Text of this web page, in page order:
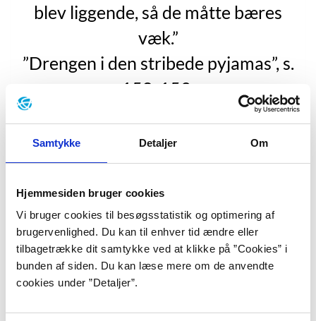
Samtykke Detaljer Om
Hjemmesiden bruger cookies
Vi bruger cookies til besøgsstatistik og optimering af
brugervenlighed. Du kan til enhver tid ændre eller
tilbagetrække dit samtykke ved at klikke på ”Cookies” i
bunden af siden. Du kan læse mere om de anvendte
cookies under ”Detaljer”.
blev liggende, så de måtte bæres
væk.”
”Drengen i den stribede pyjamas”, s.
158-159.
John Boynes litterære gennembrud kom med”The
Book Awards, foregår primært i Polen i de tidlige
1940’ere, hvor Anden Verdenskrig hærger Europa.
Romanen begynder, da niårige Bruno sammen med
resten af sin velstående tyske familie, der består af
mor, storesøster Gretel på 12 år og faren, som moren
ofte kalder for ’en vis herre’, skal flytte fra Berlin, fordi
krigens uhyrligheder, og hans naivitet præger bogen,